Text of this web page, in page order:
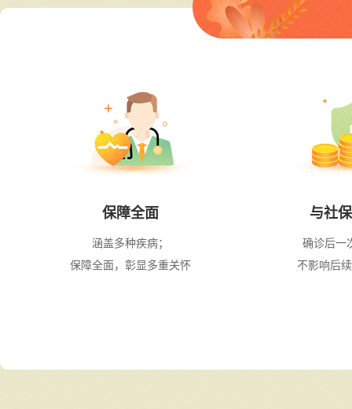
保障全面
涵盖多种疾病；
保障全面，彰显多重关怀
与社
确诊后一
不影响后